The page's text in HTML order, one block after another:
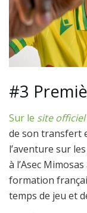
#3
Sur le site officiel
de son transfert
l’aventure sur
à l’Asec
formation
temps de jeu et